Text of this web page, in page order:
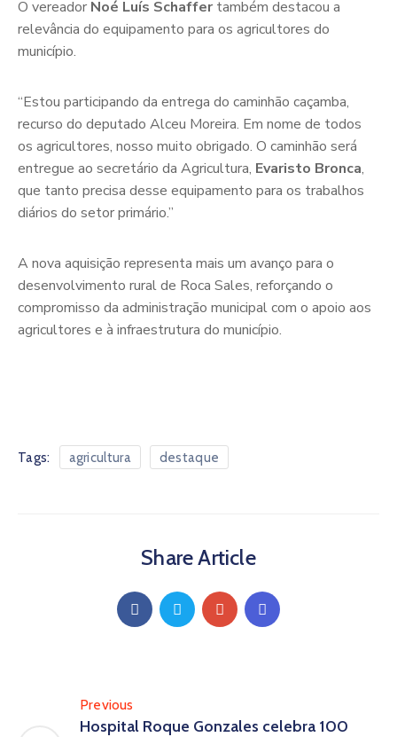
O vereador Noé Luís Schaffertambém destacou a
relevância do equipamento para os agricultores do
município.
“Estou participando da entrega do caminhão caçamba,
recurso do deputado Alceu Moreira. Em nome de todos
os agricultores, nosso muito obrigado. O caminhão será
entregue ao secretário da Agricultura, Evaristo Bronca,
que tanto precisa desse equipamento para os trabalhos
diários do setor primário.”
A nova aquisição representa mais um avanço para o
desenvolvimento rural de Roca Sales, reforçando o
compromisso da administração municipal com o apoio aos
agricultores e à infraestrutura do município.
Tags: agricultura destaque
Share Article
Previous
Hospital Roque Gonzales celebra 100